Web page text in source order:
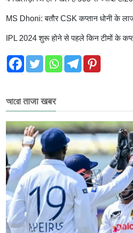
MS Dhoni: बतौर CSK कप्तान धोनी के
IPL 2024 शुरू होने से पहले किन टीमों के
আরো ताजा खबर